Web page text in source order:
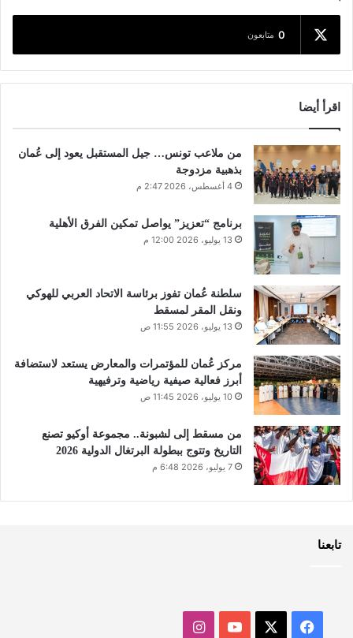
0 متابعون
اقرأ أيضا
من ملاعب تونس… جيل المستقبل يعود إلى عُمان
بذهبية مزدوجة
4 أغسطس، 2026 2:47 م
برنامج “تعزيز” يواصل تمكين الفرق الأهلية
13 يوليو، 2026 12:00 م
سلطنة عُمان تفوز برئاسة الاتحاد العربي للهوكي
ونقل المقر لمسقط
13 يوليو، 2026 11:55 ص
مركز عُمان للمؤتمرات والمعارض يستعد لاستضافة
أبرز فعالية صيفية رياضية وترفيهية
10 يوليو، 2026 11:45 ص
من مسقط إلى لشبونة.. مجموعة أوكيو تصنع
التاريخ وتتوج ببطولة البرتغال الدولية 2026
7 يوليو، 2026 6:48 م
تابعنا
فيسبوك ‫YouTubeانستقرام